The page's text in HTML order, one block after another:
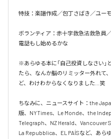
特技：楽譜作成／包丁さばき／ユー
ボランティア：赤十字救急法救急員
電話もし始めるかな
※あらゆる本に「自己投資しなさい
たら、なんか脳のリミッター外れて
ど、わけわからなくなりました…笑
ちなみに、ニュースサイト：the
版、NYTimes、Le Monde、the
Telegraph、NZ Herald、Vancouver
La Repubblica、EL PAÍSなど、あら